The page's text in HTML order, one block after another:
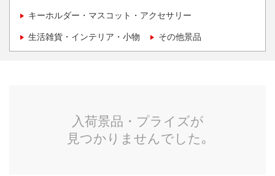
キーホルダー・マスコット・アクセサリー
生活雑貨・インテリア・小物 その他景品